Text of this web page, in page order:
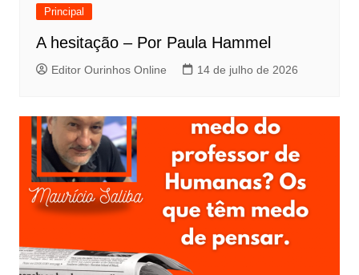
Principal
A hesitação – Por Paula Hammel
Editor Ourinhos Online 14 de julho de 2026